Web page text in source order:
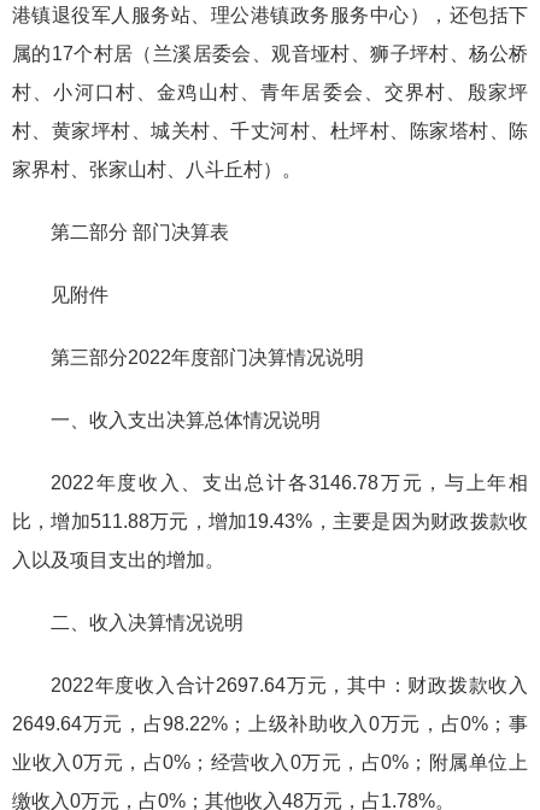
港镇退役军人服务站、理公港镇政务服务中心），还包括下
属的17个村居（兰溪居委会、观音垭村、狮子坪村、杨公桥
村、小河口村、金鸡山村、青年居委会、交界村、殷家坪
村、黄家坪村、城关村、千丈河村、杜坪村、陈家塔村、陈
家界村、张家山村、八斗丘村）。
第二部分 部门决算表
见附件
第三部分2022年度部门决算情况说明
一、收入支出决算总体情况说明
2022年度收入、支出总计各3146.78万元，与上年相
比，增加511.88万元，增加19.43%，主要是因为财政拨款收
入以及项目支出的增加。
二、收入决算情况说明
2022年度收入合计2697.64万元，其中：财政拨款收入
2649.64万元，占98.22%；上级补助收入0万元，占0%；事
业收入0万元，占0%；经营收入0万元，占0%；附属单位上
缴收入0万元，占0%；其他收入48万元，占1.78%。